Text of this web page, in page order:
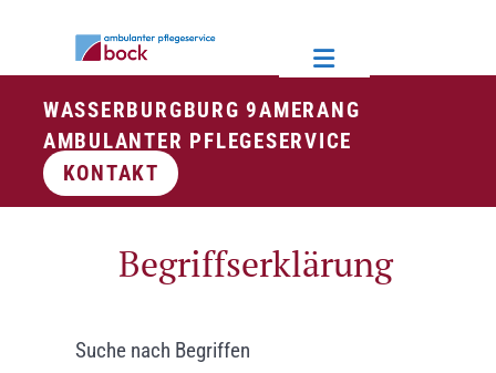
WASSERBURGBURG 9AMERANG
AMBULANTER PFLEGESERVICE
KONTAKT
Begriffserklärung
Suche nach Begriffen